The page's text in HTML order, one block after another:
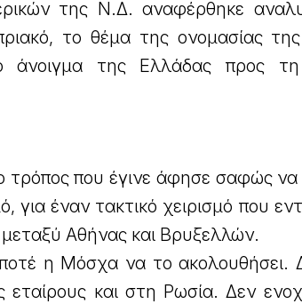
της Ν.Δ. αναφέρθηκε
το θέμα της ονομασίας
άνοιγμα της Ελλάδας προς
ο τρόπος που έγινε άφησε σαφώς να
για έναν τακτικό χειρισμό που
Αθήνας και Βρυξελλών.
η Μόσχα να το ακολουθήσει.
και στη Ρωσία. Δεν